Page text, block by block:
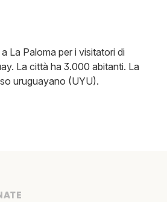
La Paloma per i visitatori di
La città ha 3.000 abitanti. La
uruguayano (UYU).